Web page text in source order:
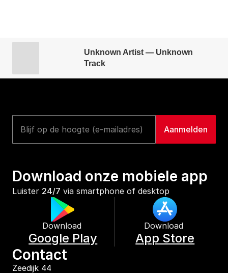
Unknown Artist — Unknown
Track
Download onze mobiele app
Luister 24/7 via smartphone of desktop
Download
Google Play
Download
App Store
Contact
Zeedijk 44